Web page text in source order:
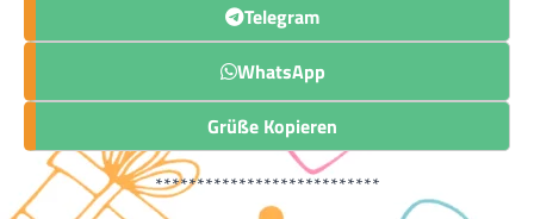
Telegram
WhatsApp
Grüße Kopieren
***************************